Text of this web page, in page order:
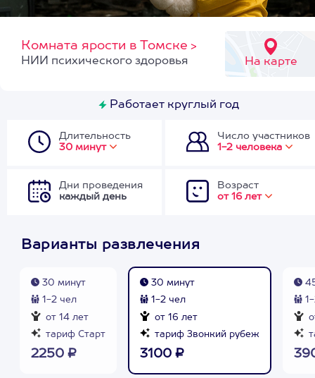
Комната ярости в Томске >
На карте
НИИ психического здоровья
Работает круглый год
Длительность
30 минут
Число участников
1-2 человека
Дни проведения
каждый день
Возраст
от 16 лет
Варианты развлечения
30 минут
1-2 чел
от 14 лет
тариф Старт
2250 ₽
30 минут
1-2 чел
от 16 лет
тариф Звонкий рубеж
3100 ₽